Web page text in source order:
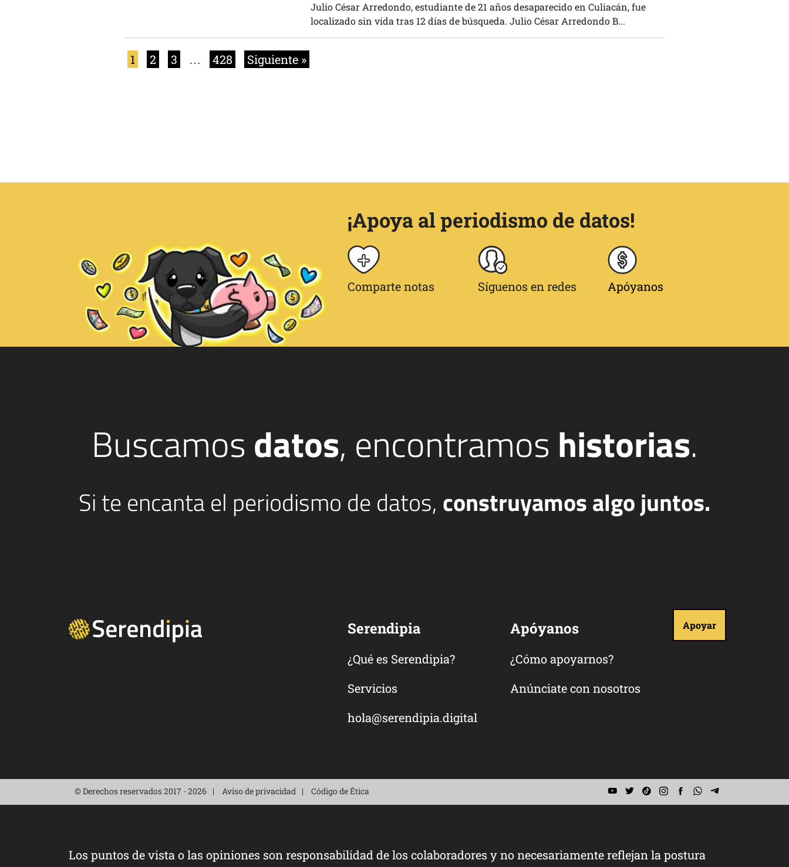
Julio César Arredondo, estudiante de 21 años desaparecido en Culiacán, fue
localizado sin vida tras 12 días de búsqueda. Julio César Arredondo B...
1 2 3 … 428 Siguiente »
¡Apoya al periodismo de datos!
Comparte notas Síguenos en redes Apóyanos
Buscamosdatos, encontramos historias.
Si te encanta el periodismo de datos, construyamos algo juntos.
Serendipia
¿Qué es Serendipia?
Servicios
hola@serendipia.digital
Apóyanos
¿Cómo apoyarnos?
Anúnciate con nosotros
Apoyar
© Derechos reservados 2017 - 2026 Aviso de privacidad Código de Ética
Los puntos de vista o las opiniones son responsabilidad de los colaboradores y no necesariamente reflejan la postura